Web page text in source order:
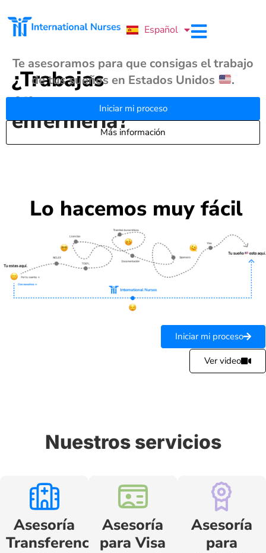
Español
English
¿Trabajas
en
enfermería?
Te asesoramos para que consigas el trabajo
de tus sueños en Estados Unidos
.
Iniciar mi proceso
Más información
Lo hacemos muy fácil​
Iniciar mi proceso
Ver video
Nuestros servicios
Asesoría
Transferencia
Asesoría
para Visa
Asesoría
para